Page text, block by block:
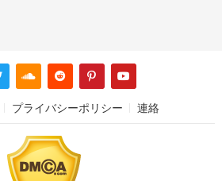
プライバシーポリシー 連絡